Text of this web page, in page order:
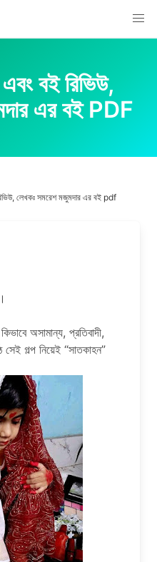
বই রিভিউ,
এর বই PDF
লেখকঃ সমরেশ মজুমদার এর বই pdf
অসামান্য, প্রতিবাদী,
গল্প নিয়েই “সাতকাহন”